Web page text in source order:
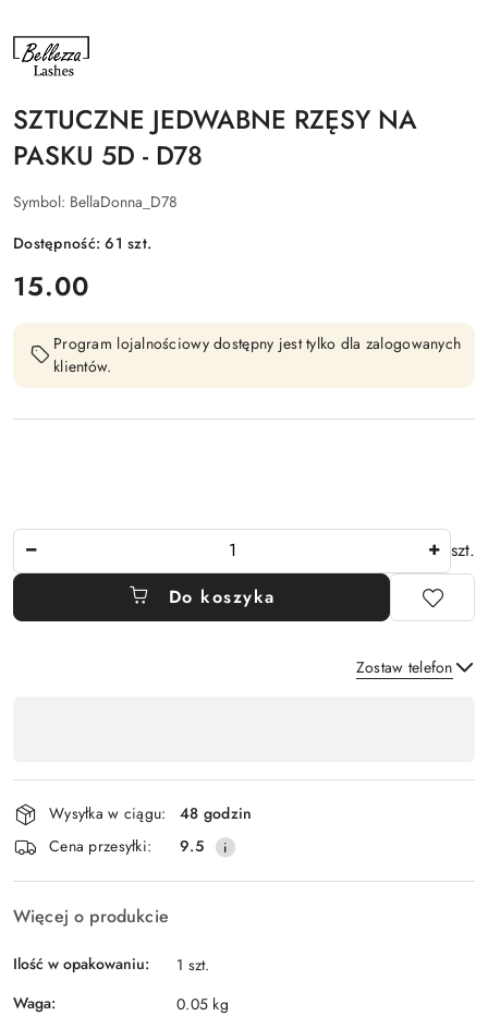
NAZWA
PRODUCENTA:
BELLEZZA
SZTUCZNE JEDWABNE RZĘSY NA
PASKU 5D - D78
Symbol: BellaDonna_D78
Dostępność:61szt.
cena:
15.00
Program lojalnościowy dostępny jest tylko dla zalogowanych
klientów.
szt.
Do koszyka
Zostaw telefon
płatność
i
dostawa
Wysyłka w ciągu:
48 godzin
Cena przesyłki:
9.5
Więcej o produkcie
Ilość w opakowaniu:
1 szt.
Waga:
0.05 kg